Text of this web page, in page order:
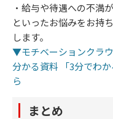
・給与や待遇への不満
といったお悩みをお持
します。
▼モチベーションクラ
分かる資料 「3分でわ
ら
まとめ